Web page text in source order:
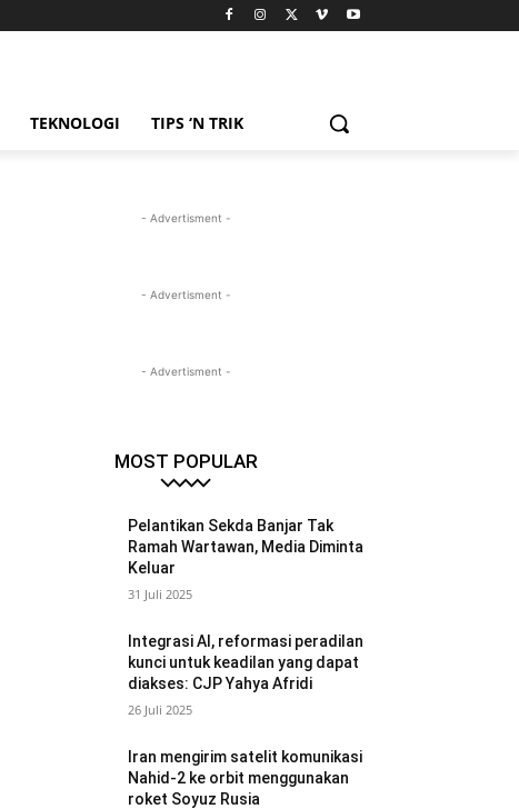
TEKNOLOGI TIPS ‘N TRIK
- Advertisment -
- Advertisment -
- Advertisment -
MOST POPULAR
Pelantikan Sekda Banjar Tak
Ramah Wartawan, Media Diminta
Keluar
31 Juli 2025
Integrasi AI, reformasi peradilan
kunci untuk keadilan yang dapat
diakses: CJP Yahya Afridi
26 Juli 2025
Iran mengirim satelit komunikasi
Nahid-2 ke orbit menggunakan
roket Soyuz Rusia